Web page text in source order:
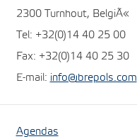
2300 Turnhout, BelgiÃ«
Tel: +32(0)14 40 25 00
Fax: +32(0)14 40 25 30
E-mail: info@brepols.com
Agendas